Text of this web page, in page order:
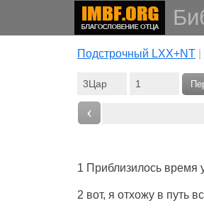
Подстрочный LXX+NT|
‹
1 Приблизилось время
2 вот, я отхожув путь